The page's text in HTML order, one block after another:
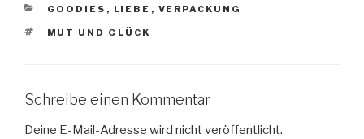
KATEGORIEN
GOODIES , LIEBE , VERPACKUNG
SCHLAGWÖRTER
MUT UND GLÜCK
Schreibe einen Kommentar
Deine E-Mail-Adresse wird nicht veröffentlicht.